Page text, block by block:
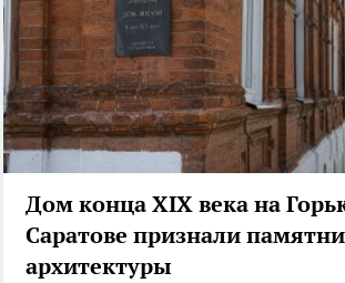
Дом конца XIX века на
Саратове признали
архитектуры